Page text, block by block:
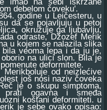
debelom čoveku'.
godine u Leičesteru, u
da se pojavljuju u petoj
okružuje ga ljubavlju,
odraste, Džozef Merik
u kojem se nalazila slika
veoma lepa i da ju je,
na ulici slon. Bila je
deformitete.
od neizlećive
još nosi naziv čoveka
je o skupu simptoma,
prati ogavna i smeđa
koštani deformiteti. u
je sebe ovako opisao: